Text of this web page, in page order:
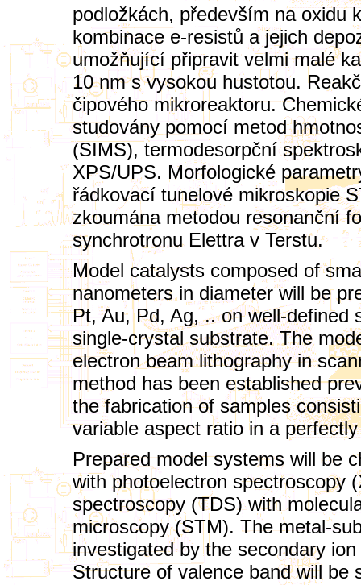
podložkách, především na oxidu
kombinace e-resistů a jejich
umožňující připravit velmi malé
10 nm s vysokou hustotou.
čipového mikroreaktoru.
studovány pomocí metod
(SIMS), termodesorpční
XPS/UPS. Morfologické
řádkovací tunelové mikroskopie
zkoumána metodou resonanční
synchrotronu Elettra v Terstu.
Model catalysts composed of
nanometers in diameter will be
Pt, Au, Pd, Ag, .. on well-defined
single-crystal substrate. The
electron beam lithography in
method has been established
the fabrication of samples
variable aspect ratio in a
Prepared model systems will be
with photoelectron spectroscopy
spectroscopy (TDS) with
microscopy (STM). The metal-
investigated by the secondary
Structure of valence band will be